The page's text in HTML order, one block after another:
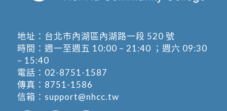
地址： 台北市內湖區內湖路一段 520 號
時間：週一至週五 10:00 – 21:40 ；週六 09:30
– 15:40
電話： 02-8751-1587
傳真：8751-1586
信箱： support@nhcc.tw